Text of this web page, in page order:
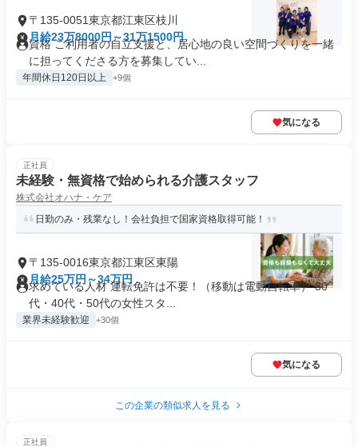
〒135-0051東京都江東区枝川
月給23万8000円～31万1500円
資格 ご利用者の自立支援と、居心地の良い空間づくりを一緒
に担ってくださる方を募集してい...
年間休日120日以上 +9個
気になる
正社員
未経験・無資格で始められる介護スタッフ
株式会社オハナ・ケア
日勤のみ・残業なし！会社負担で国家資格取得可能！
〒135-0016東京都江東区東陽
月給25万円～34万円
求めている人材 運転免許は不要！（移動は電動自転車） 30
代・40代・50代の女性スタ...
業界未経験歓迎 +30個
気になる
この企業の類似求人を見る
正社員